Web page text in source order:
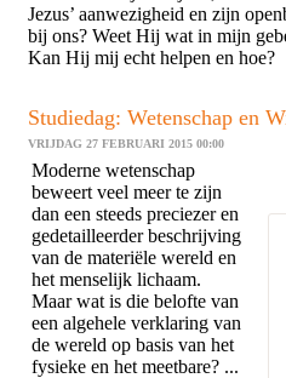
Jezus’ aanwezigheid en zijn
bij ons? Weet Hij wat in mijn
Kan Hij mij echt helpen en hoe?
Studiedag: Wetenschap en
VRIJDAG 27 FEBRUARI 2015 00:00
Moderne wetenschap
beweert veel meer te zijn
dan een steeds preciezer en
gedetailleerder beschrijving
van de materiële wereld en
het menselijk lichaam.
Maar wat is die belofte van
een algehele verklaring van
de wereld op basis van het
fysieke en het meetbare? ...